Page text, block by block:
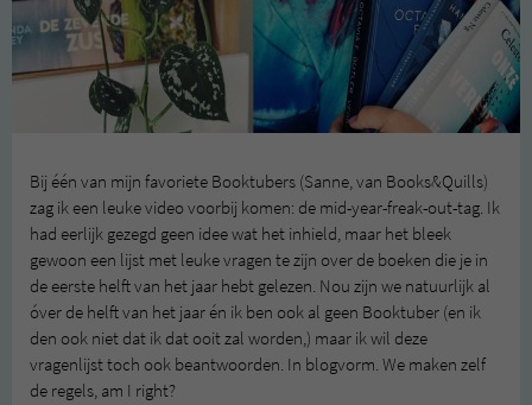
Bij één van mijn favoriete Booktubers (Sanne, van Books&Quills)
zag ik een leuke video voorbij komen: de mid-year-freak-out-tag. Ik
had eerlijk gezegd geen idee wat het inhield, maar het bleek
gewoon een lijst met leuke vragen te zijn over de boeken die je in
de eerste helft van het jaar hebt gelezen. Nou zijn we natuurlijk al
óver de helft van het jaar én ik ben ook al geen Booktuber (en ik
den ook niet dat ik dat ooit zal worden,) maar ik wil deze
vragenlijst toch ook beantwoorden. In blogvorm. We maken zelf
de regels, am I right?